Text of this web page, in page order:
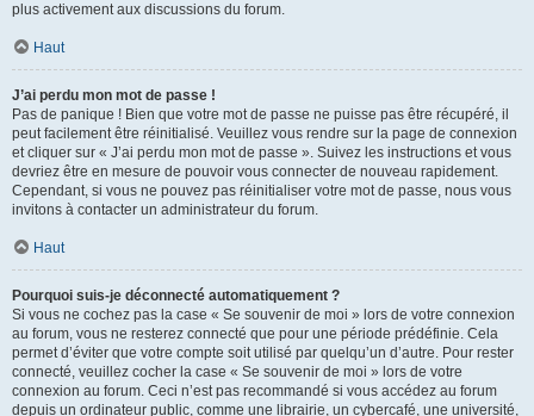
plus activement aux discussions du forum.
Haut
J’ai perdu mon mot de passe !
Pas de panique ! Bien que votre mot de passe ne puisse pas être récupéré, il
peut facilement être réinitialisé. Veuillez vous rendre sur la page de connexion
et cliquer sur « J’ai perdu mon mot de passe ». Suivez les instructions et vous
devriez être en mesure de pouvoir vous connecter de nouveau rapidement.
Cependant, si vous ne pouvez pas réinitialiser votre mot de passe, nous vous
invitons à contacter un administrateur du forum.
Haut
Pourquoi suis-je déconnecté automatiquement ?
Si vous ne cochez pas la case « Se souvenir de moi » lors de votre connexion
au forum, vous ne resterez connecté que pour une période prédéfinie. Cela
permet d’éviter que votre compte soit utilisé par quelqu’un d’autre. Pour rester
connecté, veuillez cocher la case « Se souvenir de moi » lors de votre
connexion au forum. Ceci n’est pas recommandé si vous accédez au forum
depuis un ordinateur public, comme une librairie, un cybercafé, une université,